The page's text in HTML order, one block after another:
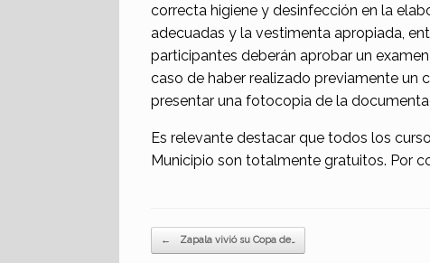
correcta higiene y desinfección en la
adecuadas y la vestimenta apropiada,
participantes deberán aprobar un
caso de haber realizado previamente un
presentar una fotocopia de la
Es relevante destacar que todos los
Municipio son totalmente gratuitos. Por
Navegador de artículos
← Zapala vivió su Copa de…